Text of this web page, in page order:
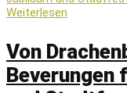
Weiterlesen
Von
Beverungen